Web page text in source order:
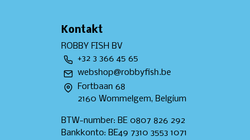
Kontakt
ROBBY FISH BV
+32 3 366 45 65
webshop@robbyfish.be
Fortbaan 68
2160 Wommelgem, Belgium
BTW-number: BE 0807 826 292
Bankkonto: BE49 7310 3553 1071